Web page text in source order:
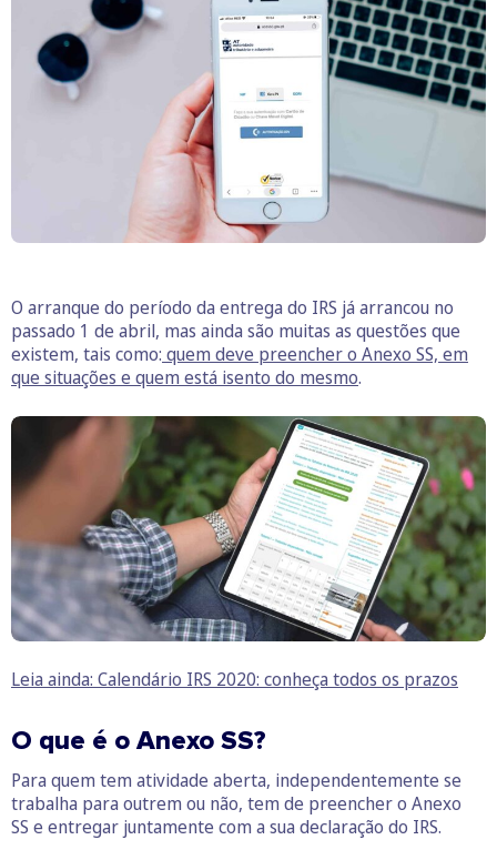
O arranque do período da entrega do IRS já arrancou no
passado 1 de abril, mas ainda são muitas as questões que
existem, tais como: quem deve preencher o Anexo SS, em
que situações e quem está isento do mesmo.
Leia ainda: Calendário IRS 2020: conheça todos os prazos
O que é o Anexo SS?
Para quem tem atividade aberta, independentemente se
trabalha para outrem ou não, tem de preencher o Anexo
SS e entregar juntamente com a sua declaração do IRS.